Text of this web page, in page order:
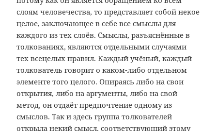
слоям человечества, то представляет собой некое
целое, заключающее в себе все смыслы для
каждого из тех слоёв. Смыслы, разъяснённые в
толкованиях, являются отдельными случаями
тех всецелых правил. Каждый учёный, каждый
толкователь говорит о каком-либо отдельном
элементе того целого. Опираясь либо на свои
открытия, либо на аргументы, либо на свой
метод, он отдаёт предпочтение одному из
смыслов. Так и здесь группа толкователей
открыла некий смысл, соответствующий этому